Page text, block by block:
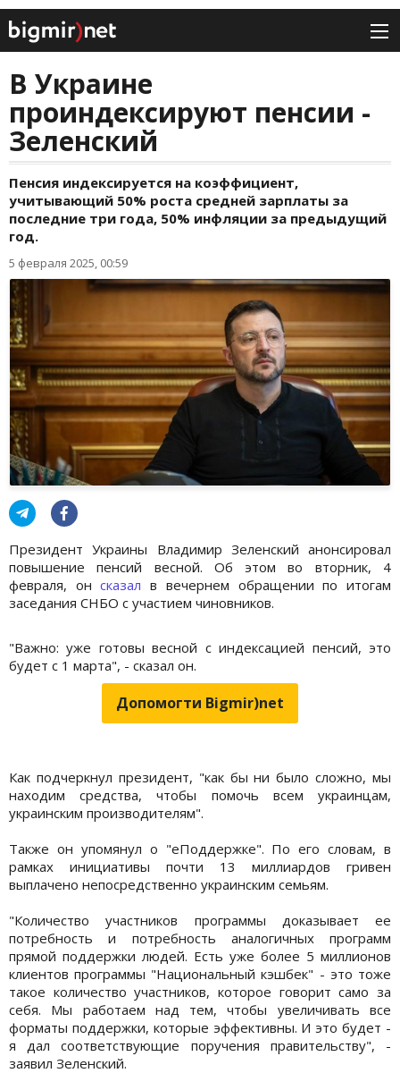
В Украине
проиндексируют пенсии -
Зеленский
Пенсия индексируется на коэффициент,
учитывающий 50% роста средней зарплаты за
последние три года, 50% инфляции за предыдущий
год.
5 февраля 2025, 00:59
Президент Украины Владимир Зеленский анонсировал
повышение пенсий весной. Об этом во вторник, 4
февраля, онcказал в вечернем обращении по итогам
заседания СНБО с участием чиновников.
"Важно: уже готовы весной с индексацией пенсий, это
будет с 1 марта", - сказал он.
Допомогти Bigmir)net
Как подчеркнул президент, "как бы ни было сложно, мы
находим средства, чтобы помочь всем украинцам,
украинским производителям".
Также он упомянул о "еПоддержке". По его словам, в
рамках инициативы почти 13 миллиардов гривен
выплачено непосредственно украинским семьям.
"Количество участников программы доказывает ее
потребность и потребность аналогичных программ
прямой поддержки людей. Есть уже более 5 миллионов
клиентов программы "Национальный кэшбек" - это тоже
такое количество участников, которое говорит само за
себя. Мы работаем над тем, чтобы увеличивать все
форматы поддержки, которые эффективны. И это будет -
я дал соответствующие поручения правительству", -
заявил Зеленский.